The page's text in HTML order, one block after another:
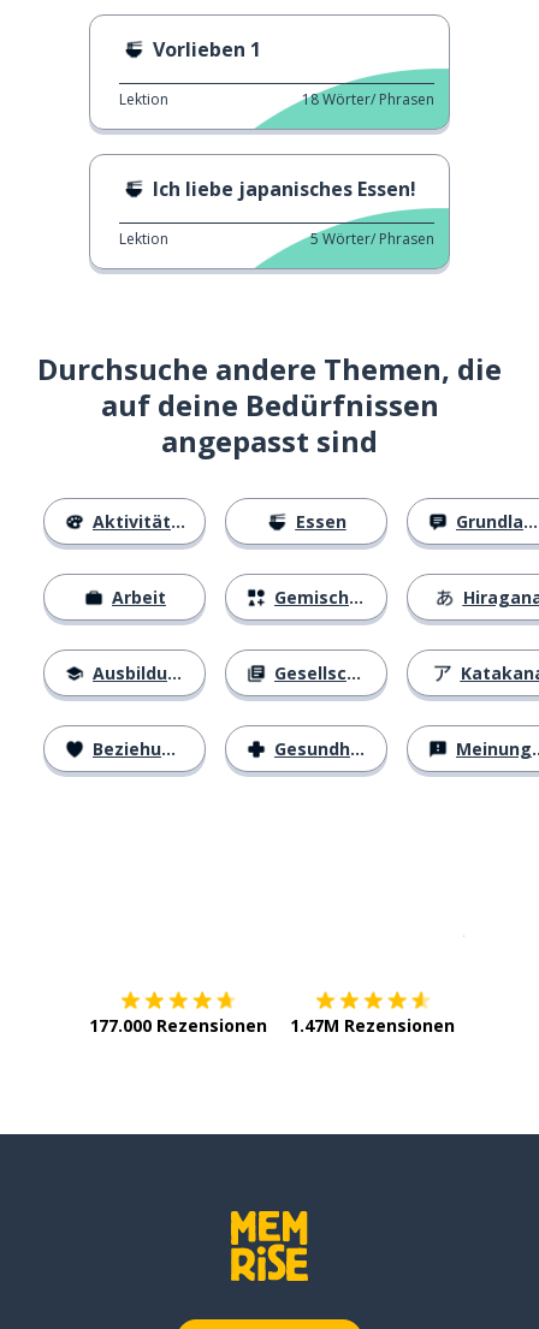
Vorlieben 1
Lektion 18Wörter/ Phrasen
Ich liebe japanisches Essen!
Lektion 5Wörter/ Phrasen
Durchsuche andere Themen, die
auf deine Bedürfnissen
angepasst sind
Aktivitäten
Arbeit
Ausbildung
Beziehungen
Essen
Gemischtes
Gesellschaft
Gesundheit
Grundlagen
Meinungen
177.000 Rezensionen 1.47M Rezensionen